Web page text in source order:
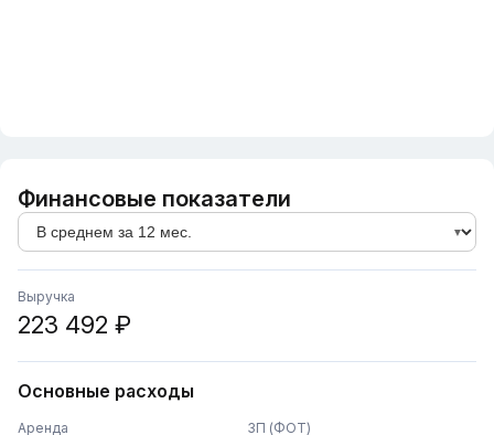
Финансовые показатели
Выручка
223 492 ₽
Основные расходы
Аренда ЗП (ФОТ)